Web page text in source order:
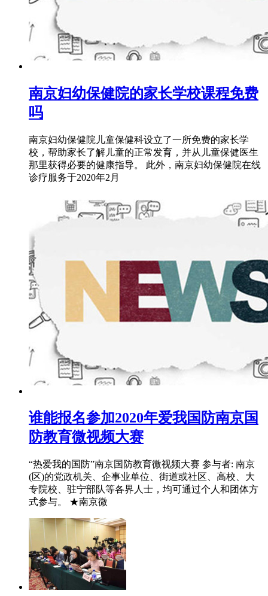
南京妇幼保健院的家长学校课程免费
吗
南京妇幼保健院儿童保健科设立了一所免费的家长学
校，帮助家长了解儿童的正常发育，并从儿童保健医生
那里获得必要的健康指导。 此外，南京妇幼保健院在线
诊疗服务于2020年2月
谁能报名参加2020年爱我国防南京国
防教育微视频大赛
“热爱我的国防”南京国防教育微视频大赛 参与者: 南京
(区)的党政机关、企事业单位、街道或社区、高校、大
专院校、驻宁部队等各界人士，均可通过个人和团体方
式参与。 ★南京微